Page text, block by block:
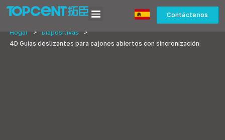
Contáctenos
Hogar > Diapositivas
>
4D Guías deslizantes para cajones abiertos con sincronización